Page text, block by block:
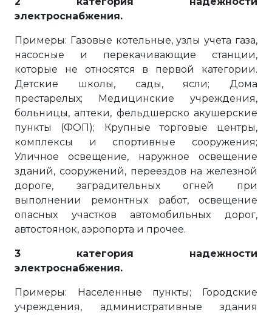
электроснабжения.
Примеры: Газовые котельные, узлы учета газа,
насосные и перекачивающие станции,
которые не относятся в первой категории.
Детские школы, сады, ясли; Дома
престарелых; Медицинские учреждения,
больницы, аптеки, фельдшерско акушерские
пункты (ФОП); Крупные торговые центры,
комплексы и спортивные сооружения;
Уличное освещение, наружное освещение
зданий, сооружений, переездов на железной
дороге, заградительных огней при
выполнении ремонтных работ, освещение
опасных участков автомобильных дорог,
автостоянок, аэропорта и прочее.
3 категория надежности
электроснабжения.
Примеры: Населенные пункты; Городские
учреждения, административные здания